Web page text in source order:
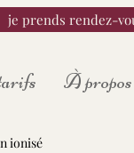
je prends rendez-
À propos
ionisé